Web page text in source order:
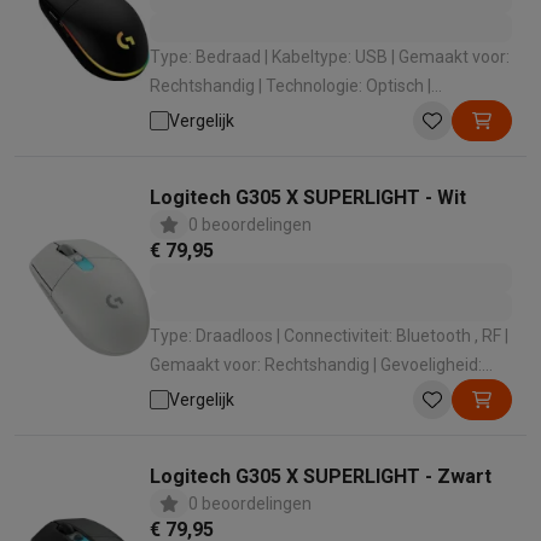
Type: Bedraad | Kabeltype: USB | Gemaakt voor:
Rechtshandig | Technologie: Optisch |
Gevoeligheid: 8000 dpi
Vergelijk
Logitech G305 X SUPERLIGHT - Wit
0 beoordelingen
€ 79,95
Type: Draadloos | Connectiviteit: Bluetooth , RF |
Gemaakt voor: Rechtshandig | Gevoeligheid:
44000 dpi | Knoppen: 6
Vergelijk
Logitech G305 X SUPERLIGHT - Zwart
0 beoordelingen
€ 79,95